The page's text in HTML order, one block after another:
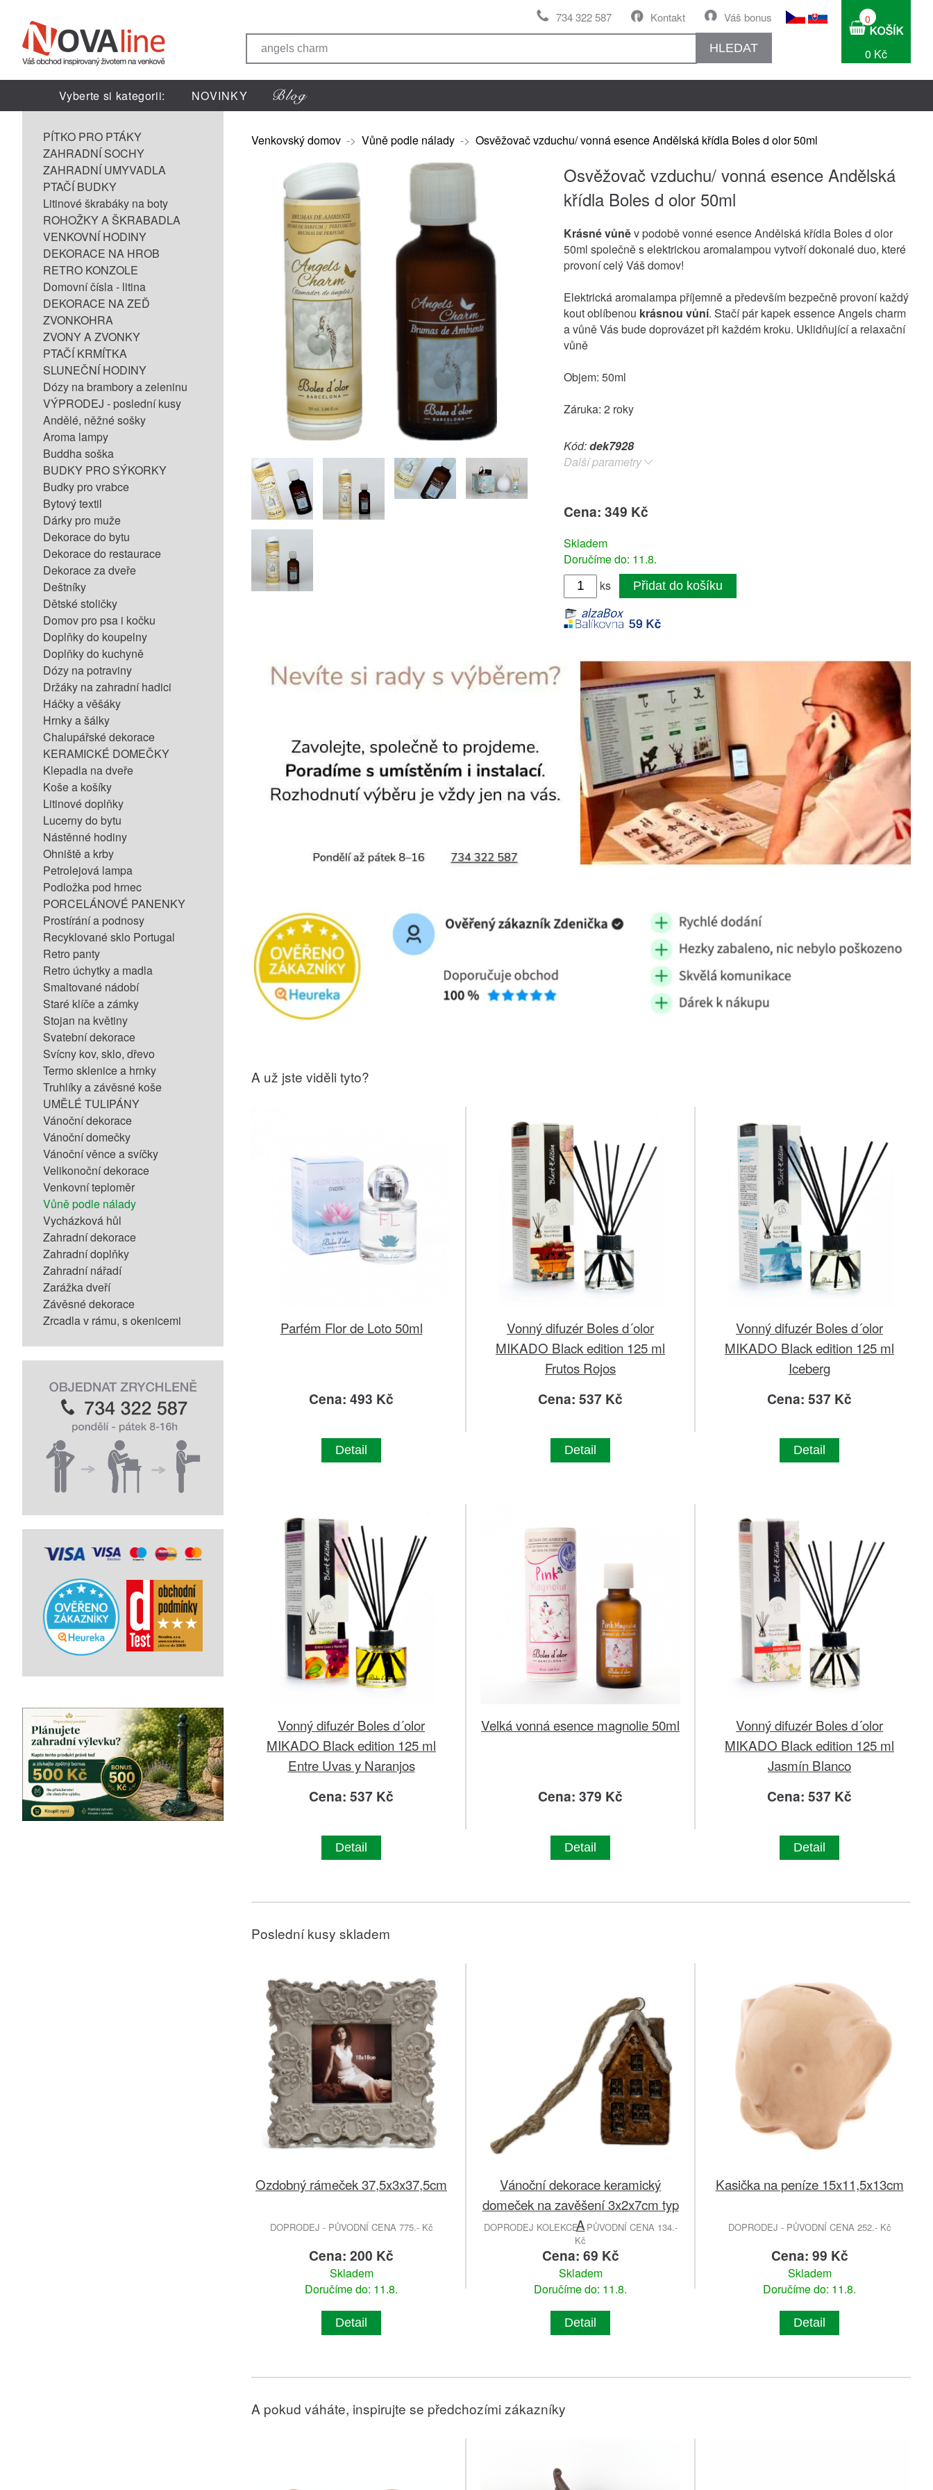
Váš bonus
Kontakt
734 322 587
HLEDAT
0
0 Kč
Vyberte si kategorii: NOVINKY
PÍTKO PRO PTÁKY
ZAHRADNÍ SOCHY
ZAHRADNÍ UMYVADLA
PTAČÍ BUDKY
Litinové škrabáky na boty
ROHOŽKY A ŠKRABADLA
VENKOVNÍ HODINY
DEKORACE NA HROB
RETRO KONZOLE
Domovní čísla - litina
DEKORACE NA ZEĎ
ZVONKOHRA
ZVONY A ZVONKY
PTAČÍ KRMÍTKA
SLUNEČNÍ HODINY
Dózy na brambory a zeleninu
VÝPRODEJ - poslední kusy
Andělé, něžné sošky
Aroma lampy
Buddha soška
BUDKY PRO SÝKORKY
Budky pro vrabce
Bytový textil
Dárky pro muže
Dekorace do bytu
Dekorace do restaurace
Dekorace za dveře
Deštníky
Dětské stoličky
Domov pro psa i kočku
Doplňky do koupelny
Doplňky do kuchyně
Dózy na potraviny
Držáky na zahradní hadici
Háčky a věšáky
Hrnky a šálky
Chalupářské dekorace
KERAMICKÉ DOMEČKY
Klepadla na dveře
Koše a košíky
Litinové doplňky
Lucerny do bytu
Nástěnné hodiny
Ohniště a krby
Petrolejová lampa
Podložka pod hrnec
PORCELÁNOVÉ PANENKY
Prostírání a podnosy
Recyklované sklo Portugal
Retro panty
Retro úchytky a madla
Smaltované nádobí
Staré klíče a zámky
Stojan na květiny
Svatební dekorace
Svícny kov, sklo, dřevo
Termo sklenice a hrnky
Truhlíky a závěsné koše
UMĚLÉ TULIPÁNY
Vánoční dekorace
Vánoční domečky
Vánoční věnce a svíčky
Velikonoční dekorace
Venkovní teploměr
Vůně podle nálady
Vycházková hůl
Zahradní dekorace
Zahradní doplňky
Zahradní nářadí
Zarážka dveří
Závěsné dekorace
Zrcadla v rámu, s okenicemi
Venkovský domov -> Vůně podle nálady -> Osvěžovač vzduchu/ vonná esence Andělská křídla Boles d olor 50ml
Osvěžovač vzduchu/ vonná esence Andělská
křídla Boles d olor 50ml
Krásné vůněv podobě vonné esence Andělská křídla Boles d olor
50ml společně s elektrickou aromalampou vytvoří dokonalé duo, které
provoní celý Váš domov!
Elektrická aromalampa příjemně a především bezpečně provoní každý
kout oblíbenou krásnou vůní. Stačí pár kapek essence Angels charm
a vůně Vás bude doprovázet při každém kroku. Uklidňující a relaxační
vůně
Objem: 50ml
Záruka: 2 roky
Kód:dek7928
Další parametry
Cena: 349 Kč
Skladem
Doručíme do: 11.8.
ks
Přidat do košíku
A už jste viděli tyto?
Parfém Flor de Loto 50ml
Cena: 493 Kč
Detail
Vonný difuzér Boles d´olor
MIKADO Black edition 125 ml
Frutos Rojos
Cena: 537 Kč
Detail
Vonný difuzér Boles d´olor
MIKADO Black edition 125 ml
Iceberg
Cena: 537 Kč
Detail
Vonný difuzér Boles d´olor
MIKADO Black edition 125 ml
Entre Uvas y Naranjos
Cena: 537 Kč
Detail
Velká vonná esence magnolie 50ml
Cena: 379 Kč
Detail
Vonný difuzér Boles d´olor
MIKADO Black edition 125 ml
Jasmín Blanco
Cena: 537 Kč
Detail
Poslední kusy skladem
Ozdobný rámeček 37,5x3x37,5cm
DOPRODEJ - PŮVODNÍ CENA 775.- Kč
Cena: 200 Kč
Skladem
Doručíme do: 11.8.
Detail
Vánoční dekorace keramický
domeček na zavěšení 3x2x7cm typ
A
DOPRODEJ KOLEKCE - PŮVODNÍ CENA 134.-
Kč
Cena: 69 Kč
Skladem
Doručíme do: 11.8.
Detail
Kasička na peníze 15x11,5x13cm
DOPRODEJ - PŮVODNÍ CENA 252.- Kč
Cena: 99 Kč
Skladem
Doručíme do: 11.8.
Detail
A pokud váháte, inspirujte se předchozími zákazníky